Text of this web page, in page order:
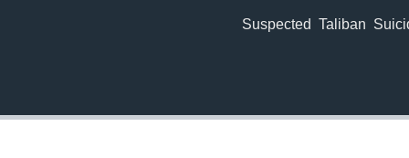
Suspected Taliban